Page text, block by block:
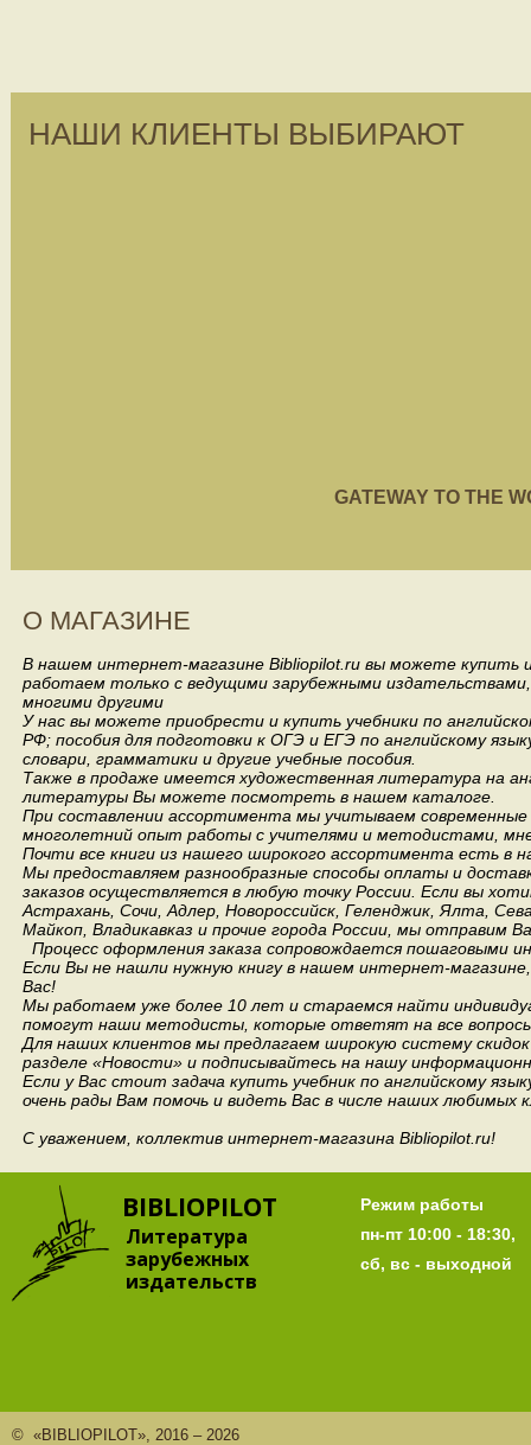
НАШИ КЛИЕНТЫ ВЫБИРАЮТ
GATEWAY TO THE
О МАГАЗИНЕ
В нашем интернет-магазине Bibliopilot.ru вы можете купить
работаем только с ведущими зарубежными издательствами,
многими другими
У нас вы можете приобрести и купить учебники по
РФ; пособия для подготовки к ОГЭ и ЕГЭ по английскому
словари, грамматики и другие учебные пособия.
Также в продаже имеется художественная литература на
литературы Вы можете посмотреть в нашем каталоге.
При составлении ассортимента мы учитываем
многолетний опыт работы с учителями и методистами,
Почти все книги из нашего широкого ассортимента есть в
Мы предоставляем разнообразные способы оплаты и
заказов осуществляется в любую точку России. Если вы
Астрахань, Сочи, Адлер, Новороссийск, Геленджик, Ялта,
Майкоп, Владикавказ и прочие города России, мы отправим
Процесс оформления заказа сопровождается пошаговыми
Если Вы не нашли нужную книгу в нашем интернет-
Вас!
Мы работаем уже более 10 лет и стараемся найти
помогут наши методисты, которые ответят на все
Для наших клиентов мы предлагаем широкую систему
разделе «Новости» и подписывайтесь на нашу
Если у Вас стоит задача купить учебник по английскому
очень рады Вам помочь и видеть Вас в числе наших любимых
С уважением, коллектив интернет-магазина Bibliopilot.ru!
BIBLIOPILOT
Литература
зарубежных
издательств
Режим работы
пн-пт 10:00 - 18:30,
сб, вс - выходной
© «BIBLIOPILOT», 2016 – 2026